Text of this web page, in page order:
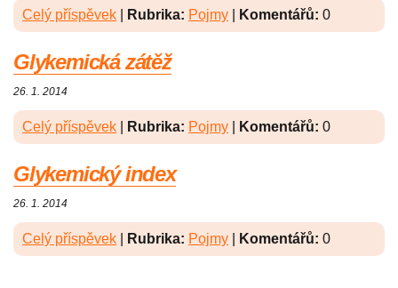
Celý příspěvek Rubrika: Pojmy Komentářů: 0
Glykemická zátěž
26. 1. 2014
Celý příspěvek Rubrika: Pojmy Komentářů: 0
Glykemický index
26. 1. 2014
Celý příspěvek Rubrika: Pojmy Komentářů: 0